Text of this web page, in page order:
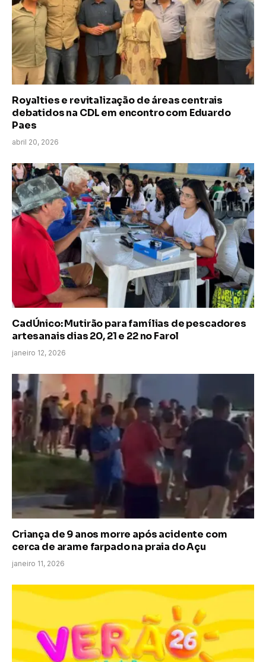
Royalties e revitalização de áreas centrais
debatidos na CDL em encontro com Eduardo
Paes
abril 20, 2026
CadÚnico: Mutirão para famílias de pescadores
artesanais dias 20, 21 e 22 no Farol
janeiro 12, 2026
Criança de 9 anos morre após acidente com
cerca de arame farpado na praia do Açu
janeiro 11, 2026